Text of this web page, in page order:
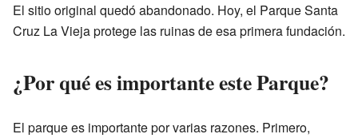
El sitio original quedó abandonado. Hoy, el Parque Santa
Cruz La Vieja protege las ruinas de esa primera fundación.
¿Por qué es importante este Parque?
El parque es importante por varias razones. Primero,